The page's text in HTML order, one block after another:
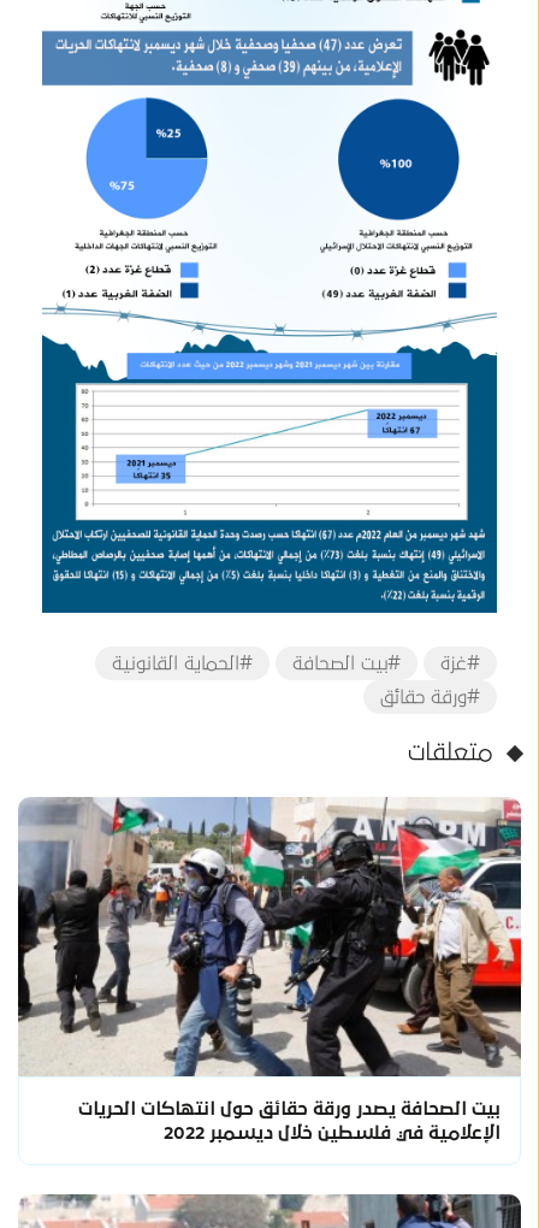
#غزة #بيت الصحافة
#الحماية القانونية
#ورقة حقائق
متعلقات
بيت الصحافة يصدر ورقة حقائق حول انتهاكات الحريات
الإعلامية في فلسطين خلال ديسمبر 2022